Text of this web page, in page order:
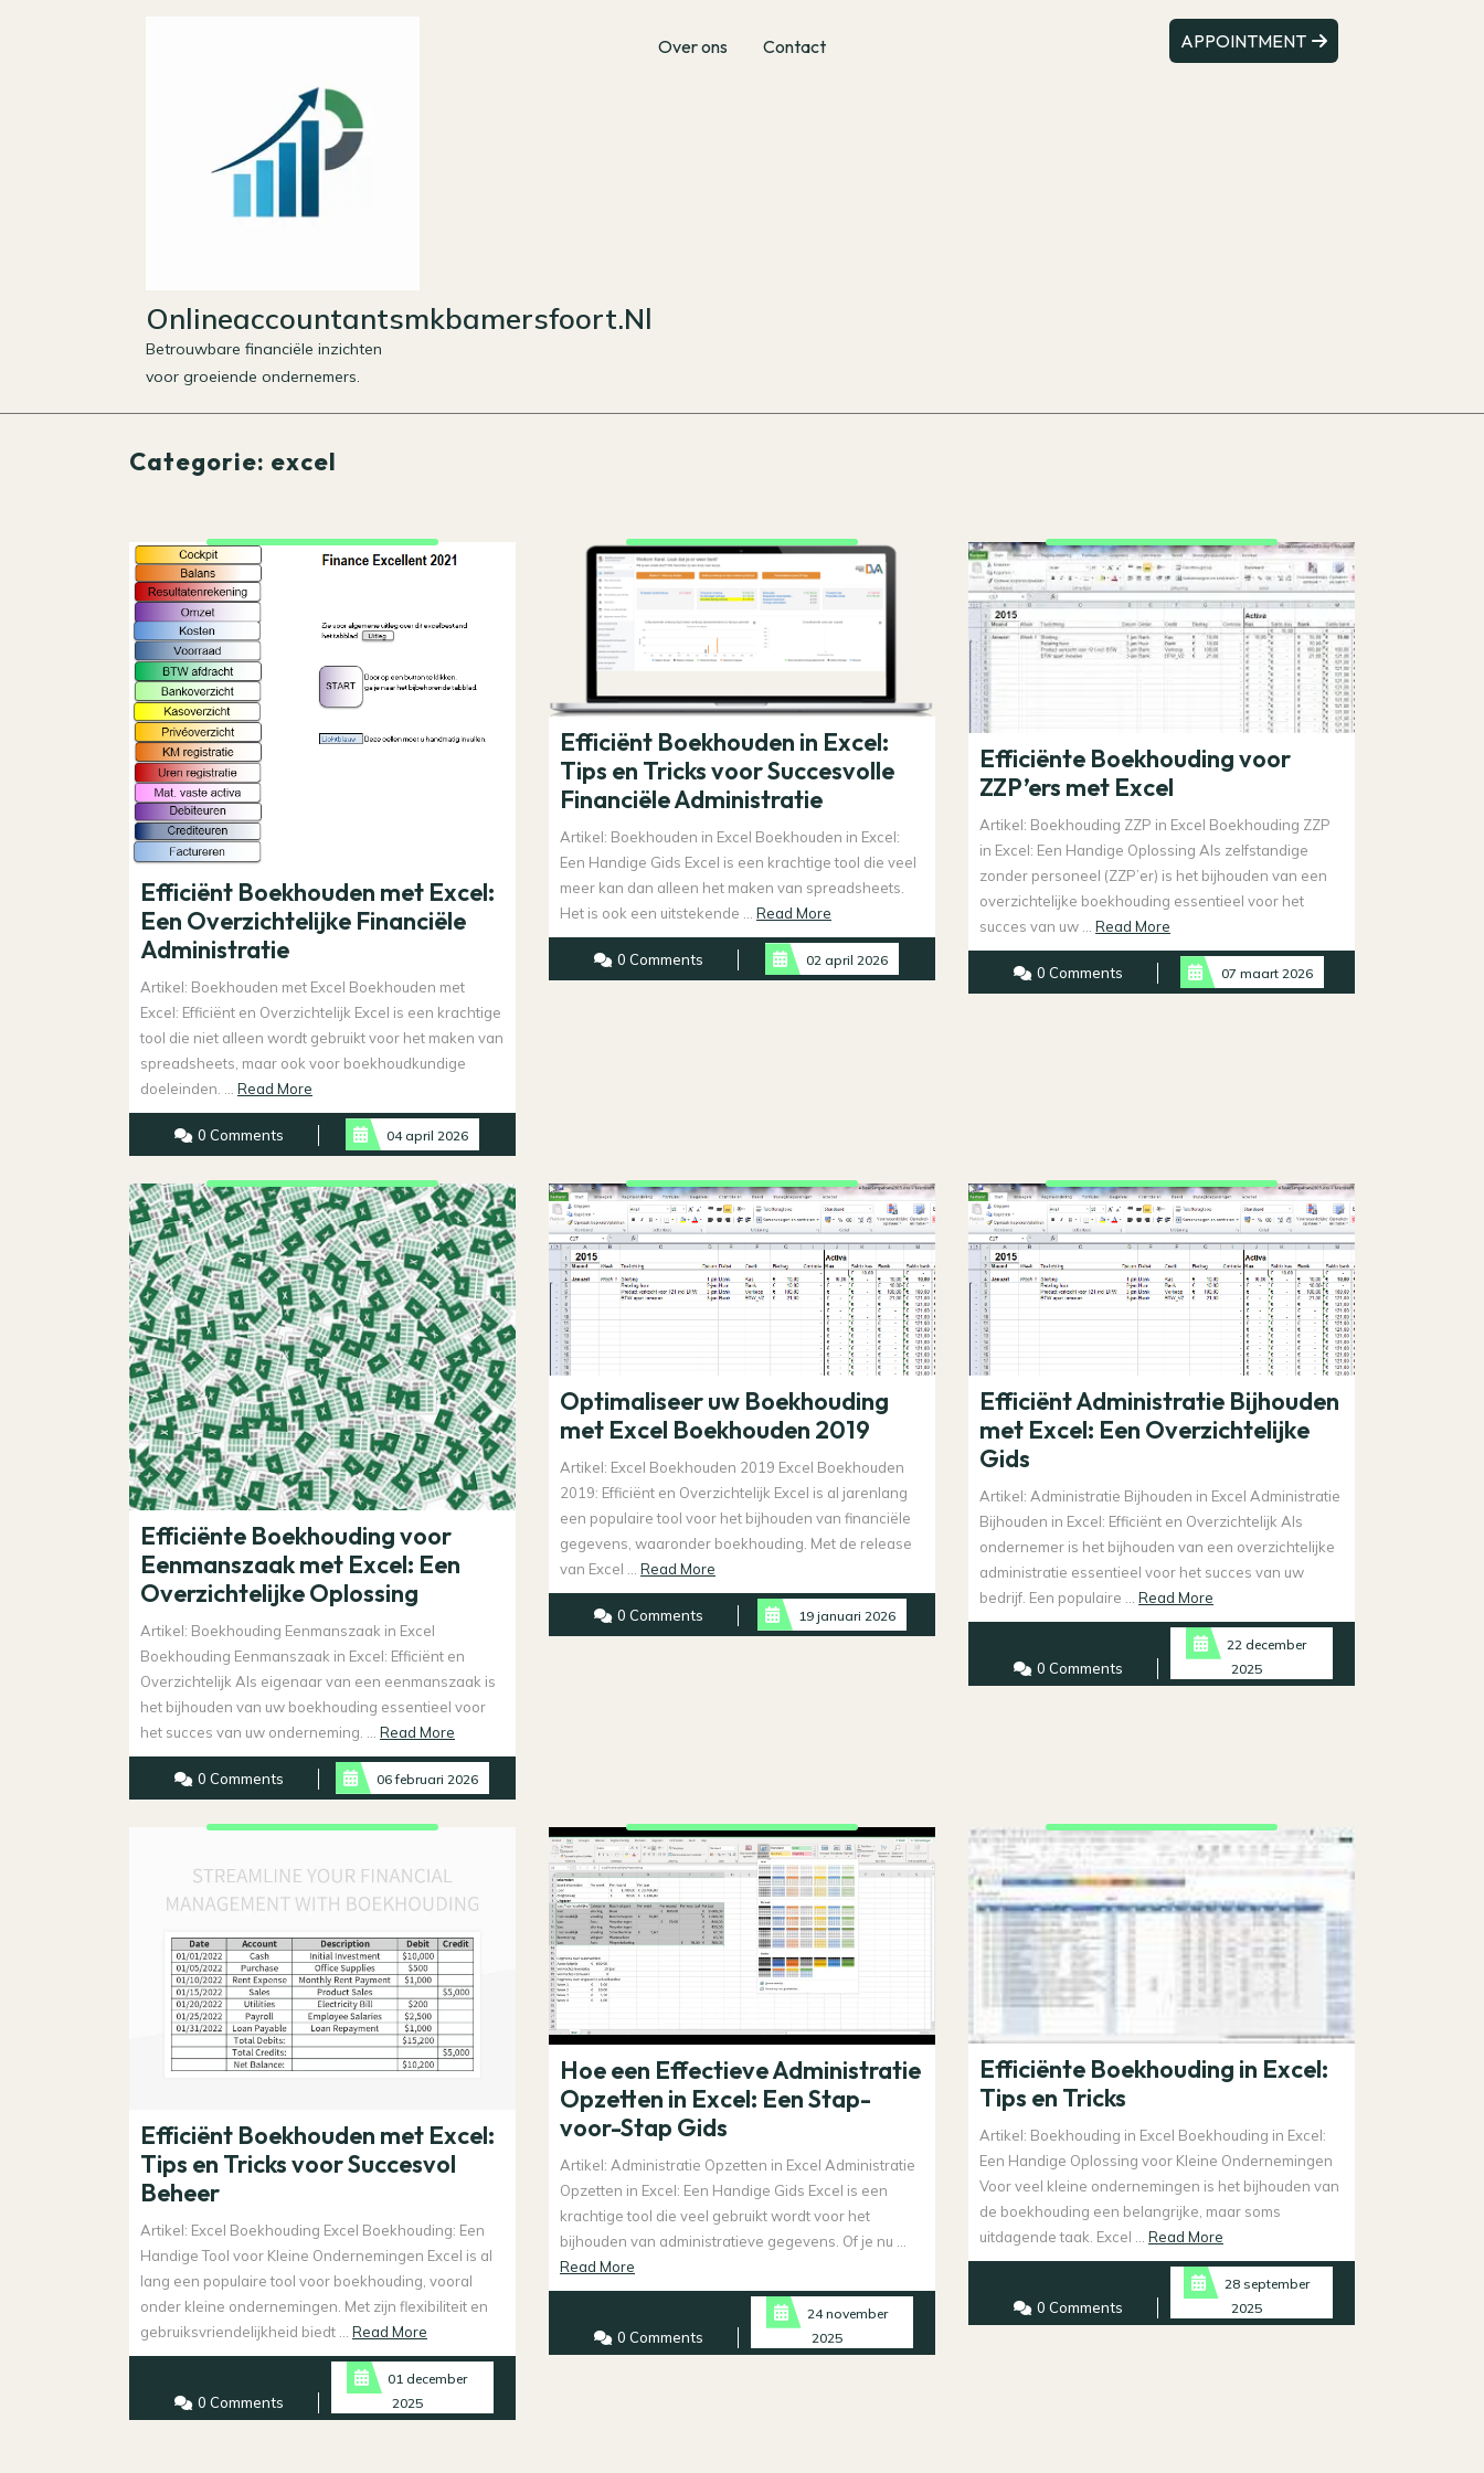
Onlineaccountantsmkbamersfoort.nl
Betrouwbare financiële inzichten
voor groeiende ondernemers.
Over ons Contact APPOINTMENT
Categorie: excel
Efficiënt Boekhouden met Excel:
Een Overzichtelijke Financiële
Administratie
Artikel: Boekhouden met Excel Boekhouden met
Excel: Efficiënt en Overzichtelijk Excel is een krachtige
tool die niet alleen wordt gebruikt voor het maken van
spreadsheets, maar ook voor boekhoudkundige
doeleinden. ... Read More
More
0 Comments
04 april 2026
Efficiënt Boekhouden in Excel:
Tips en Tricks voor Succesvolle
Financiële Administratie
Artikel: Boekhouden in Excel Boekhouden in Excel:
Een Handige Gids Excel is een krachtige tool die veel
meer kan dan alleen het maken van spreadsheets.
Het is ook een uitstekende ... Read More
More
0 Comments
02 april 2026
Efficiënte Boekhouding voor
ZZP’ers met Excel
Artikel: Boekhouding ZZP in Excel Boekhouding ZZP
in Excel: Een Handige Oplossing Als zelfstandige
zonder personeel (ZZP’er) is het bijhouden van een
overzichtelijke boekhouding essentieel voor het
succes van uw ... Read More
More
0 Comments
07 maart 2026
Efficiënte Boekhouding voor
Eenmanszaak met Excel: Een
Overzichtelijke Oplossing
Artikel: Boekhouding Eenmanszaak in Excel
Boekhouding Eenmanszaak in Excel: Efficiënt en
Overzichtelijk Als eigenaar van een eenmanszaak is
het bijhouden van uw boekhouding essentieel voor
het succes van uw onderneming. ... Read More
More
0 Comments
06 februari 2026
Optimaliseer uw Boekhouding
met Excel Boekhouden 2019
Artikel: Excel Boekhouden 2019 Excel Boekhouden
2019: Efficiënt en Overzichtelijk Excel is al jarenlang
een populaire tool voor het bijhouden van financiële
gegevens, waaronder boekhouding. Met de release
van Excel ... Read More
More
0 Comments
19 januari 2026
Efficiënt Administratie Bijhouden
met Excel: Een Overzichtelijke
Gids
Artikel: Administratie Bijhouden in Excel Administratie
Bijhouden in Excel: Efficiënt en Overzichtelijk Als
ondernemer is het bijhouden van een overzichtelijke
administratie essentieel voor het succes van uw
bedrijf. Een populaire ... Read More
More
0 Comments
22 december
2025
Efficiënt Boekhouden met Excel:
Tips en Tricks voor Succesvol
Beheer
Artikel: Excel Boekhouding Excel Boekhouding: Een
Handige Tool voor Kleine Ondernemingen Excel is al
lang een populaire tool voor boekhouding, vooral
onder kleine ondernemingen. Met zijn flexibiliteit en
gebruiksvriendelijkheid biedt ... Read More
More
0 Comments
01 december
2025
Hoe een Effectieve Administratie
Opzetten in Excel: Een Stap-
voor-Stap Gids
Artikel: Administratie Opzetten in Excel Administratie
Opzetten in Excel: Een Handige Gids Excel is een
krachtige tool die veel gebruikt wordt voor het
bijhouden van administratieve gegevens. Of je nu ...
Read More
More
0 Comments
24 november
2025
Efficiënte Boekhouding in Excel:
Tips en Tricks
Artikel: Boekhouding in Excel Boekhouding in Excel:
Een Handige Oplossing voor Kleine Ondernemingen
Voor veel kleine ondernemingen is het bijhouden van
de boekhouding een belangrijke, maar soms
uitdagende taak. Excel ... Read More
More
0 Comments
28 september
2025